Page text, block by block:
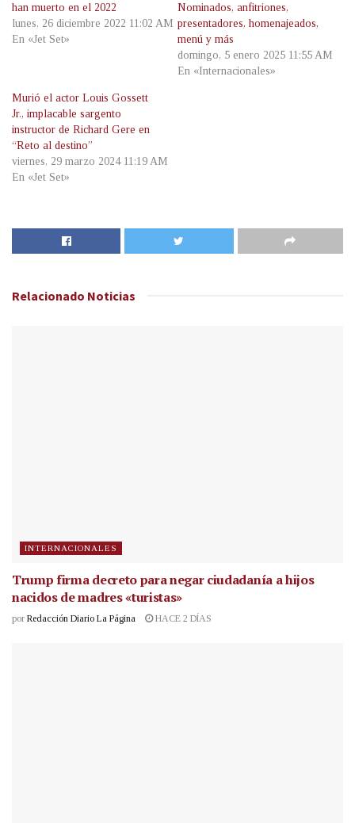
han muerto en el 2022
lunes, 26 diciembre 2022 11:02 AM
En «Jet Set»
Nominados, anfitriones,
presentadores, homenajeados,
menú y más
domingo, 5 enero 2025 11:55 AM
En «Internacionales»
Murió el actor Louis Gossett
Jr., implacable sargento
instructor de Richard Gere en
“Reto al destino”
viernes, 29 marzo 2024 11:19 AM
En «Jet Set»
Relacionado Noticias
INTERNACIONALES
Trump firma decreto para negar ciudadanía a hijos
nacidos de madres «turistas»
por Redacción Diario La Página HACE 2 DÍAS